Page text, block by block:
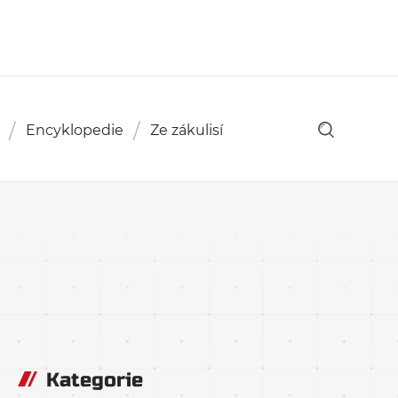
Encyklopedie Ze zákulisí
Kategorie